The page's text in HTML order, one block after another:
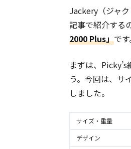
Jackery（ジャ
記事で紹介する
2000 Plus」です
まずは、
う。今回は、サ
しました。
サイズ・重量
デザイン